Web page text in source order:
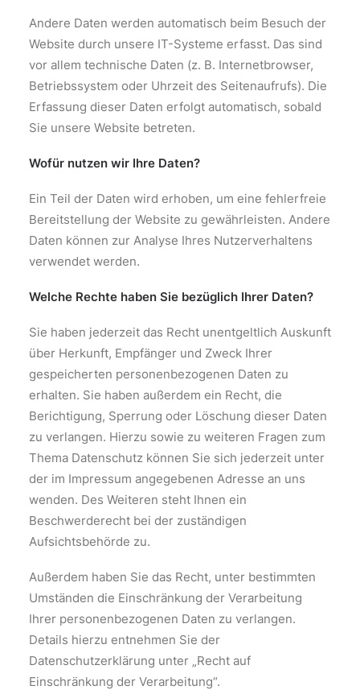
Andere Daten werden automatisch beim Besuch der
Website durch unsere IT-Systeme erfasst. Das sind
vor allem technische Daten (z. B. Internetbrowser,
Betriebssystem oder Uhrzeit des Seitenaufrufs). Die
Erfassung dieser Daten erfolgt automatisch, sobald
Sie unsere Website betreten.
Wofür nutzen wir Ihre Daten?
Ein Teil der Daten wird erhoben, um eine fehlerfreie
Bereitstellung der Website zu gewährleisten. Andere
Daten können zur Analyse Ihres Nutzerverhaltens
verwendet werden.
Welche Rechte haben Sie bezüglich Ihrer Daten?
Sie haben jederzeit das Recht unentgeltlich Auskunft
über Herkunft, Empfänger und Zweck Ihrer
gespeicherten personenbezogenen Daten zu
erhalten. Sie haben außerdem ein Recht, die
Berichtigung, Sperrung oder Löschung dieser Daten
zu verlangen. Hierzu sowie zu weiteren Fragen zum
Thema Datenschutz können Sie sich jederzeit unter
der im Impressum angegebenen Adresse an uns
wenden. Des Weiteren steht Ihnen ein
Beschwerderecht bei der zuständigen
Aufsichtsbehörde zu.
Außerdem haben Sie das Recht, unter bestimmten
Umständen die Einschränkung der Verarbeitung
Ihrer personenbezogenen Daten zu verlangen.
Details hierzu entnehmen Sie der
Datenschutzerklärung unter „Recht auf
Einschränkung der Verarbeitung“.